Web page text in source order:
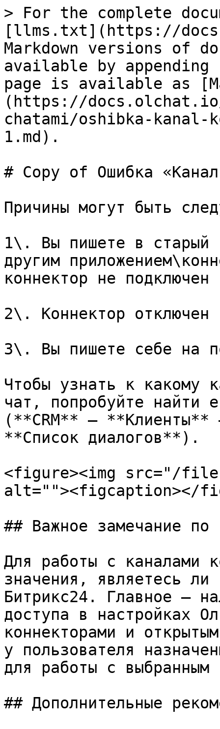
> For the complete
[llms.txt](https://
Markdown versions of
available by
page is available as
(https://
chatami/oshibka-kanal-
1.md).
# Copy of Ошибка
Причины могут быть
1\. Вы пишете в старый
другим
коннектор не
2\. Коннектор отключен
3\. Вы пишете себе на
Чтобы узнать к какому
чат, попробуйте найти
(**CRM** —
**Список диалогов**).
<figure><img src="/
alt=""><figcaption></
## Важное замечание по
Для работы с каналами
значения, являетесь ли
Битрикс24. Главное —
доступа в настройках
коннекторами и
у пользователя
для работы с выбранным
## Дополнительные